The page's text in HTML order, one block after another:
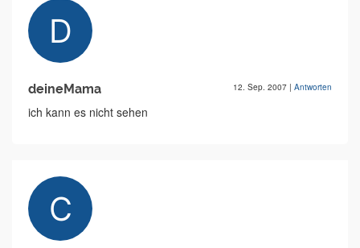
deineMama 12. Sep. 2007 | Antworten
ich kann es nicht sehen